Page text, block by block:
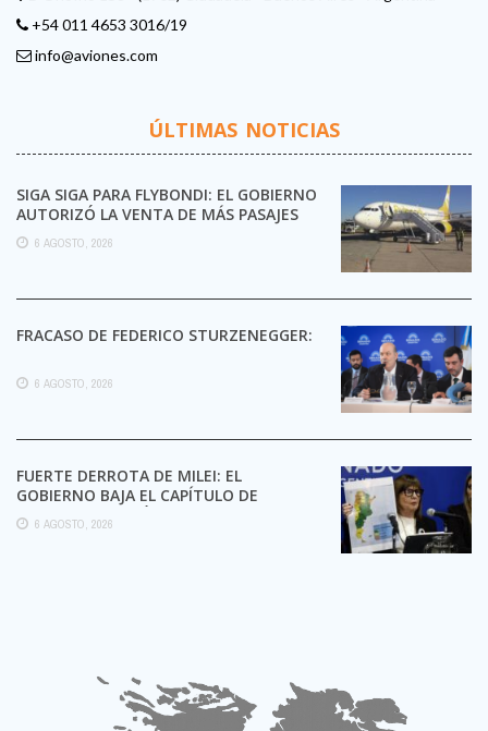
+54 011 4653 3016/19
info@aviones.com
ÚLTIMAS NOTICIAS
SIGA SIGA PARA FLYBONDI: EL GOBIERNO
AUTORIZÓ LA VENTA DE MÁS PASAJES
6 AGOSTO, 2026
FRACASO DE FEDERICO STURZENEGGER:
6 AGOSTO, 2026
FUERTE DERROTA DE MILEI: EL
GOBIERNO BAJA EL CAPÍTULO DE
EXTRANJERIZACIÓN DE TIERRAS
6 AGOSTO, 2026